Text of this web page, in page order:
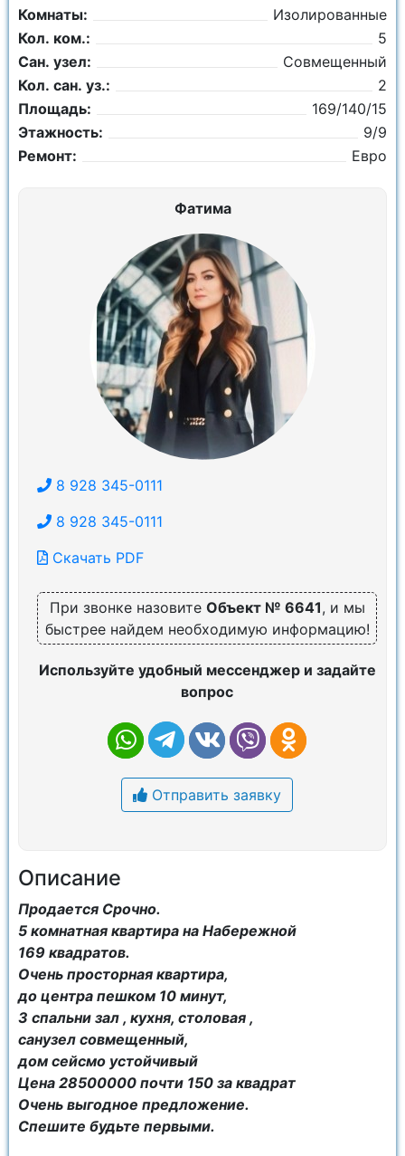
Комнаты:
Изолированные
Кол. ком.:
5
Сан. узел:
Совмещенный
Кол. сан. уз.:
2
Площадь:
169/140/15
Этажность:
9/9
Ремонт:
Евро
Фатима
8 928 345-0111
8 928 345-0111
Скачать PDF
При звонке назовите Объект № 6641, и мы
быстрее найдем необходимую информацию!
Используйте удобный мессенджер и задайте
вопрос
Отправить заявку
Описание
Продается Срочно.
5 комнатная квартира на Набережной
169 квадратов.
Очень просторная квартира,
до центра пешком 10 минут,
3 спальни зал , кухня, столовая ,
санузел совмещенный,
дом сейсмо устойчивый
Цена 28500000 почти 150 за квадрат
Очень выгодное предложение.
Спешите будьте первыми.